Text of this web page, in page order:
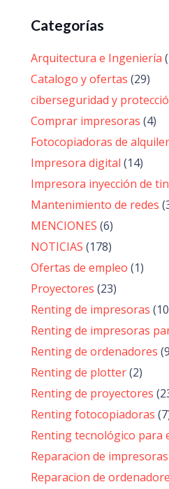
Categorías
Arquitectura e Ingeniería
Catalogo y ofertas (29)
ciberseguridad y
Comprar impresoras (4)
Fotocopiadoras de alquiler
Impresora digital (14)
Impresora inyección de
Mantenimiento de redes
MENCIONES (6)
NOTICIAS (178)
Ofertas de empleo (1)
Proyectores (23)
Renting de impresoras
Renting de impresoras
Renting de ordenadores
Renting de plotter(2)
Renting de proyectores
Renting fotocopiadoras
Renting tecnológico para
Reparacion de impresoras
Reparacion de